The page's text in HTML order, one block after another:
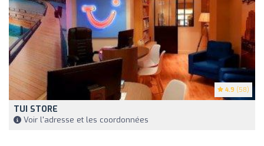
4.9 (58)
TUI STORE
Voir l'adresse et les coordonnées